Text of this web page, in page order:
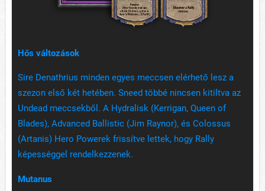
Hős változások
Sire Denathrius minden egyes meccsen elérhető lesz a
szezon első két hetében. Sneed többé nincsen kitiltva az
Undead meccsekből. A Hydralisk (Kerrigan, Queen of
Blades), Advanced Ballistic (Jim Raynor), és Colossus
(Artanis) Hero Powerek frissítve lettek, hogy Rally
képességgel rendelkezzenek.
Mutanus